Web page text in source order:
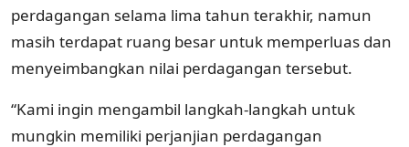
perdagangan selama lima tahun terakhir, namun
masih terdapat ruang besar untuk memperluas dan
menyeimbangkan nilai perdagangan tersebut.
“Kami ingin mengambil langkah-langkah untuk
mungkin memiliki perjanjian perdagangan